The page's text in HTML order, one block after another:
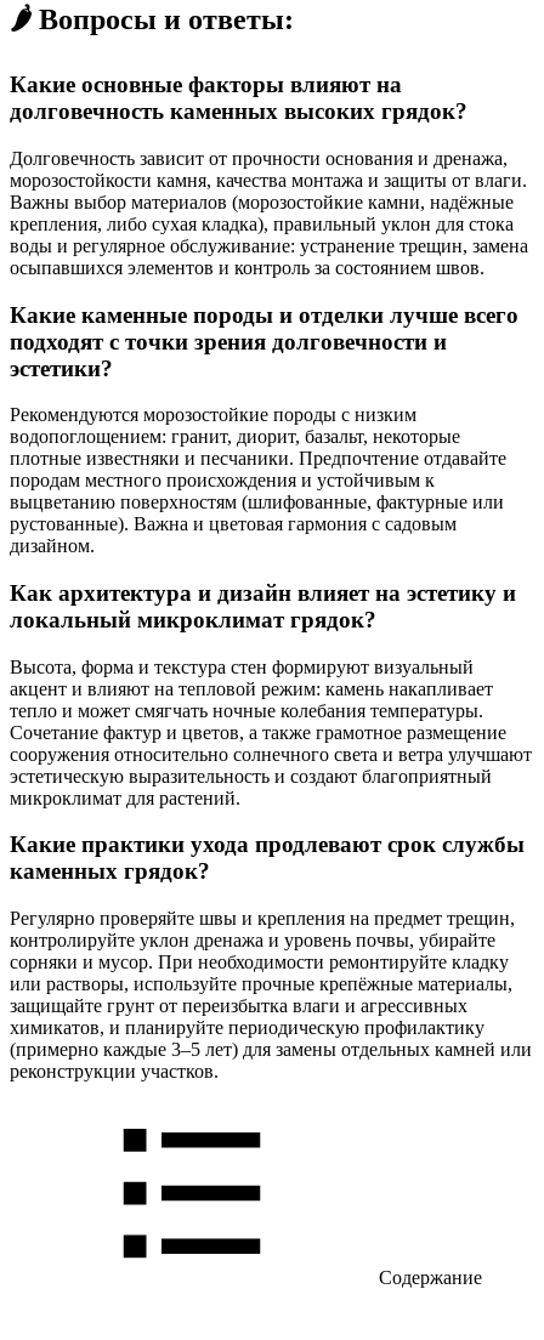
🌶️ Вопросы и ответы:
Какие основные факторы влияют на
долговечность каменных высоких грядок?
Долговечность зависит от прочности основания и дренажа,
морозостойкости камня, качества монтажа и защиты от влаги.
Важны выбор материалов (морозостойкие камни, надёжные
крепления, либо сухая кладка), правильный уклон для стока
воды и регулярное обслуживание: устранение трещин, замена
осыпавшихся элементов и контроль за состоянием швов.
Какие каменные породы и отделки лучше всего
подходят с точки зрения долговечности и
эстетики?
Рекомендуются морозостойкие породы с низким
водопоглощением: гранит, диорит, базальт, некоторые
плотные известняки и песчаники. Предпочтение отдавайте
породам местного происхождения и устойчивым к
выцветанию поверхностям (шлифованные, фактурные или
рустованные). Важна и цветовая гармония с садовым
дизайном.
Как архитектура и дизайн влияет на эстетику и
локальный микроклимат грядок?
Высота, форма и текстура стен формируют визуальный
акцент и влияют на тепловой режим: камень накапливает
тепло и может смягчать ночные колебания температуры.
Сочетание фактур и цветов, а также грамотное размещение
сооружения относительно солнечного света и ветра улучшают
эстетическую выразительность и создают благоприятный
микроклимат для растений.
Какие практики ухода продлевают срок службы
каменных грядок?
Регулярно проверяйте швы и крепления на предмет трещин,
контролируйте уклон дренажа и уровень почвы, убирайте
сорняки и мусор. При необходимости ремонтируйте кладку
или растворы, используйте прочные крепёжные материалы,
защищайте грунт от переизбытка влаги и агрессивных
химикатов, и планируйте периодическую профилактику
(примерно каждые 3–5 лет) для замены отдельных камней или
реконструкции участков.
Содержание